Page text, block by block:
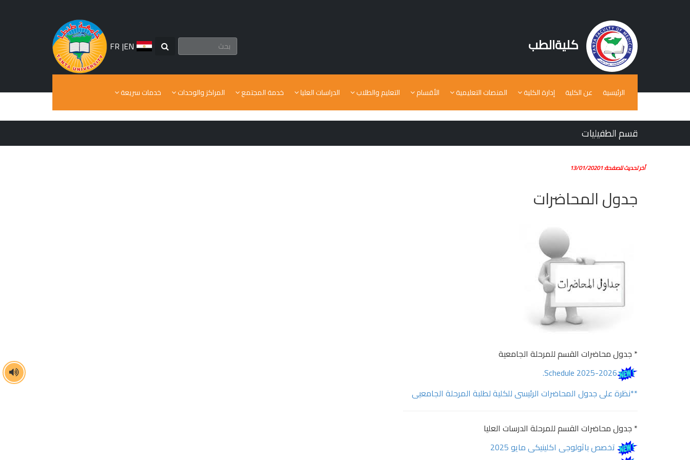
كليةالطب EN
|
FR
الرئيسية عن الكلية إدارة الكلية المنصات التعليمية الأقسام التعليم والطلاب الدراسات العليا خدمة المجتمع المراكز والوحدات خدمات سريعة
قسم الطفيليات
أخر تحديث للصفحة: 13/01/20201
جدول المحاضرات
* جدول محاضرات القسم للمرحلة الجامعية
Schedule 2025-2026.
**نظرة على جدول المحاضرات الرئيسى للكلية لطلبة المرحلة الجامعيى
* جدول محاضرات القسم للمرحلة الدرسات العليا
تخصص باثولوجى اكلينيكى مايو 2025